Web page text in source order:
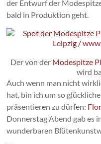
der Entwurf der
bald in Produktion geht.
Der von der Modespitze
wird
Auch wenn man nicht
hat, bin ich um so
präsentieren zu dürfen:
Donnerstag Abend gab es
wunderbaren